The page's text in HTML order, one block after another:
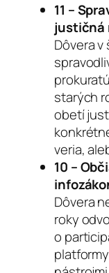
11 –
justičná
Dôvera
starých
obetí
veria,
10 –
Dôvera
roky
o